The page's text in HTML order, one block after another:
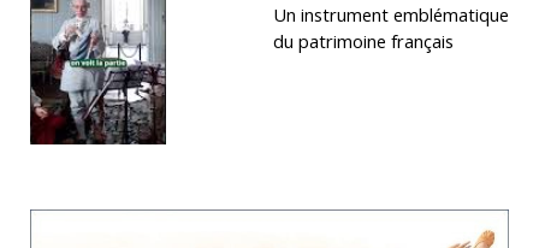
Un instrument emblématique
du patrimoine français